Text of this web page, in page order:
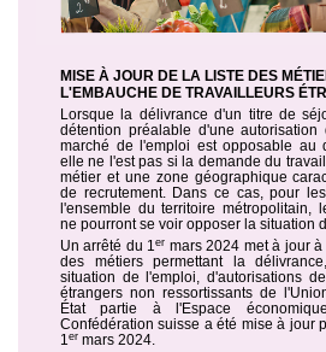
MISE À JOUR DE LA LISTE DES
L'EMBAUCHE DE TRAVAILLEURS
Lorsque la délivrance d'un titre de
détention préalable d'une
marché de l'emploi est opposable au
elle ne l'est pas si la demande du
métier et une zone géographique
de recrutement. Dans ce cas, pour
l'ensemble du territoire métropolitain,
ne pourront se voir opposer la situation
Un arrêté du 1er mars 2024 met à jour
des métiers permettant la
situation de l'emploi, d'autorisations
étrangers non ressortissants de
État partie à l'Espace
Confédération suisse a été mise à jour
1er mars 2024.